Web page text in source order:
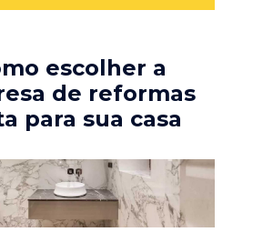
escolher a
de reformas
para sua casa